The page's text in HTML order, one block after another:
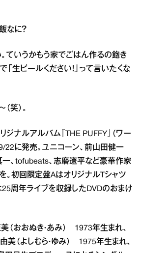
なに？
ていうかもう家でごはん作るの飽き
「生ビールください！」って言いたくな
笑）。
ジナルアルバム『THE PUFFY』（ワー
22に発売。ユニコーン、前山田健一
一、tofubeats、志磨遼平など豪華作家
。初回限定盤AはオリジナルTシャツ
周年ライブを収録したDVDのおまけ
（おおぬき・あみ） 1973年生まれ、
美（よしむら・ゆみ） 1975年生まれ、